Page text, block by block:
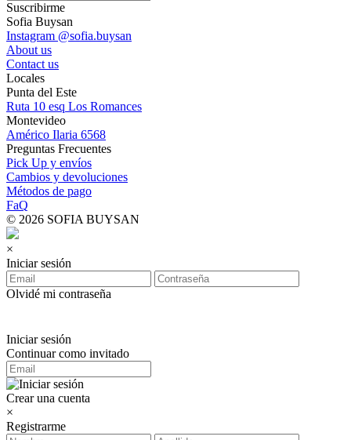
Suscribirme
Sofia Buysan
Instagram @sofia.buysan
About us
Contact us
Locales
Punta del Este
Ruta 10 esq Los Romances
Montevideo
Américo Ilaria 6568
Preguntas Frecuentes
Pick Up y envíos
Cambios y devoluciones
Métodos de pago
FaQ
© 2026 SOFIA BUYSAN
×
Iniciar sesión
Olvidé mi contraseña
Iniciar sesión
Continuar como invitado
Crear una cuenta
×
Registrarme